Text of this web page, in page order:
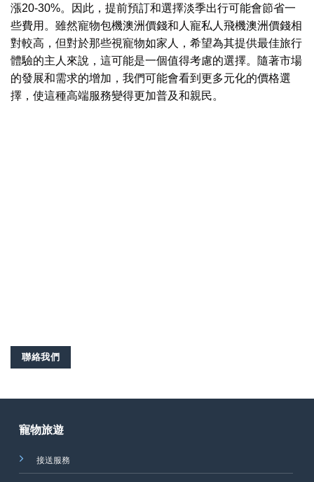
漲20-30%。因此，提前預訂和選擇淡季出行可能會節省一
些費用。雖然寵物包機澳洲價錢和人寵私人飛機澳洲價錢相
對較高，但對於那些視寵物如家人，希望為其提供最佳旅行
體驗的主人來說，這可能是一個值得考慮的選擇。隨著市場
的發展和需求的增加，我們可能會看到更多元化的價格選
擇，使這種高端服務變得更加普及和親民。
聯絡我們
寵物旅遊
接送服務